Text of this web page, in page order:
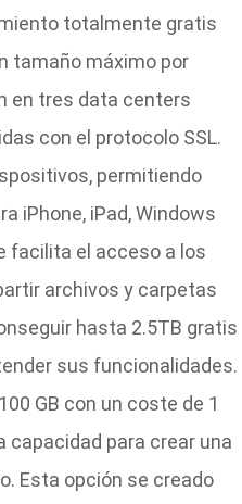
totalmente gratis
tamaño máximo por
en tres data centers
con el protocolo SSL.
permitiendo
iPhone, iPad, Windows
facilita el acceso a los
archivos y carpetas
hasta 2.5TB gratis
sus funcionalidades.
GB con un coste de 1
capacidad para crear una
Esta opción se creado